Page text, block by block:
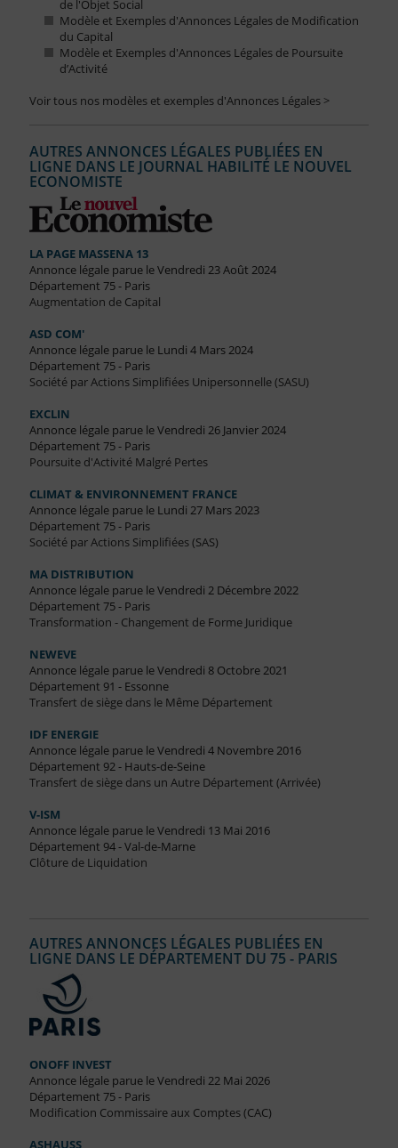
de l'Objet Social
Modèle et Exemples d'Annonces Légales de Modification
du Capital
Modèle et Exemples d'Annonces Légales de Poursuite
d’Activité
Voir tous nos modèles et exemples d'Annonces Légales >
AUTRES ANNONCES LÉGALES PUBLIÉES EN
LIGNE DANS LE JOURNAL HABILITÉ LE NOUVEL
ECONOMISTE
LA PAGE MASSENA 13
Annonce légale parue le Vendredi 23 Août 2024
Département 75 - Paris
Augmentation de Capital
ASD COM'
Annonce légale parue le Lundi 4 Mars 2024
Département 75 - Paris
Société par Actions Simplifiées Unipersonnelle (SASU)
EXCLIN
Annonce légale parue le Vendredi 26 Janvier 2024
Département 75 - Paris
Poursuite d'Activité Malgré Pertes
CLIMAT & ENVIRONNEMENT FRANCE
Annonce légale parue le Lundi 27 Mars 2023
Département 75 - Paris
Société par Actions Simplifiées (SAS)
MA DISTRIBUTION
Annonce légale parue le Vendredi 2 Décembre 2022
Département 75 - Paris
Transformation - Changement de Forme Juridique
NEWEVE
Annonce légale parue le Vendredi 8 Octobre 2021
Département 91 - Essonne
Transfert de siège dans le Même Département
IDF ENERGIE
Annonce légale parue le Vendredi 4 Novembre 2016
Département 92 - Hauts-de-Seine
Transfert de siège dans un Autre Département (Arrivée)
V-ISM
Annonce légale parue le Vendredi 13 Mai 2016
Département 94 - Val-de-Marne
Clôture de Liquidation
AUTRES ANNONCES LÉGALES PUBLIÉES EN
LIGNE DANS LE DÉPARTEMENT DU 75 - PARIS
ONOFF INVEST
Annonce légale parue le Vendredi 22 Mai 2026
Département 75 - Paris
Modification Commissaire aux Comptes (CAC)
ASHAUSS